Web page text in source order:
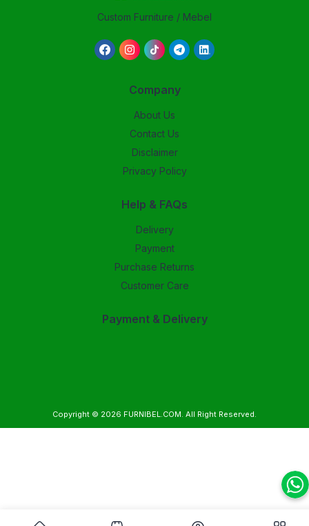
Custom Furniture / Mebel
Company
About Us
Contact Us
Disclaimer
Privacy Policy
Help & FAQs
Delivery
Payment
Purchase Returns
Customer Care
Payment & Delivery
Copyright © 2026 FURNIBEL.COM. All Right Reserved.